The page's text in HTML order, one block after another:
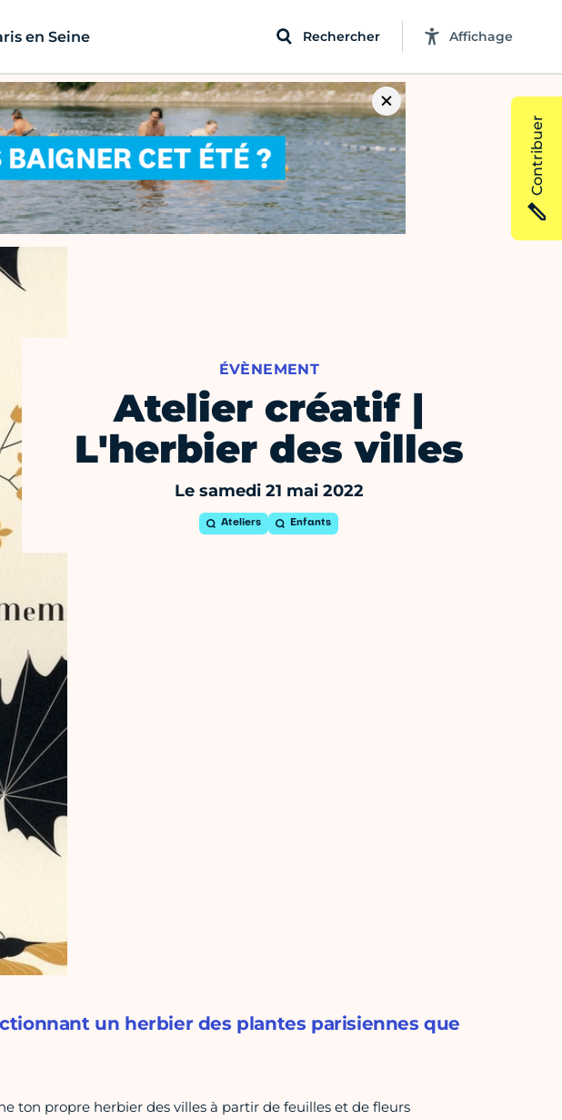
en Seine Rechercher Affichage
ÉVÈNEMENT
Atelier créatif |
L'herbier des villes
Le samedi 21 mai 2022
Ateliers Enfants
un herbier des plantes parisiennes que
ton propre herbier des villes à partir de feuilles et de fleurs
Contribuer